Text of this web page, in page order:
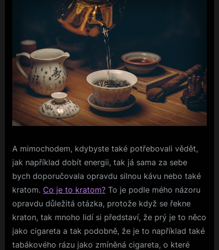
A mimochodem, kdybyste také potřebovali vědět,
jak například dobít energii, tak já sama za sebe
bych doporučovala opravdu silnou kávu nebo také
kratom. Co je to kratom? To je podle mého názoru
opravdu důležitá otázka, protože když se řekne
kraton, tak mnoho lidí si představí, že prý je to něco
jako cigareta a tak podobně, že je to například také
tabákového rázu jako zmíněná cigareta, o které